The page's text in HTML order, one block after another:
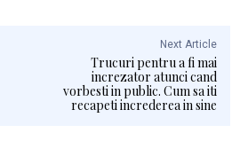
Next Article
Trucuri pentru a fi mai
increzator atunci cand
vorbesti in public. Cum sa iti
recapeti increderea in sine